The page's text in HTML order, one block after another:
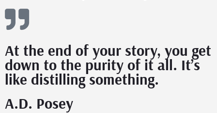
At the end of your story, you get
down to the purity of it all. It’s
like distilling something.
A.D. Posey